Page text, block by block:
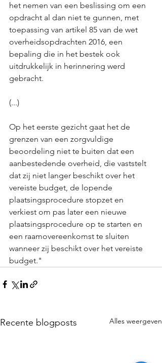
het nemen van een beslissing om een
opdracht al dan niet te gunnen, met
toepassing van artikel 85 van de wet
overheidsopdrachten 2016, een
bepaling die in het bestek ook
uitdrukkelijk in herinnering werd
gebracht.
(...)
Op het eerste gezicht gaat het de
grenzen van een zorgvuldige
beoordeling niet te buiten dat een
aanbestedende overheid, die vaststelt
dat zij niet langer beschikt over het
vereiste budget, de lopende
plaatsingsprocedure stopzet en
verkiest om pas later een nieuwe
plaatsingsprocedure op te starten en
een raamovereenkomst te sluiten
wanneer zij beschikt over het vereiste
budget."
Recente blogposts Alles weergeven